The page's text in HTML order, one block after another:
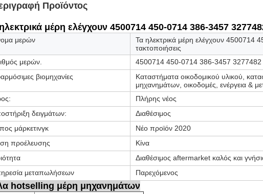
Προϊόντος
μέρη ελέγχουν 4500714 450-0714 386-3457
μερών
Τα ηλεκτρικά μέρη ελέγχουν
τακτοποιήσεις
μερών.
4500714 450-0714 386-3457 3277482
βιομηχανίες
Καταστήματα οικοδομικού υλικού,
μηχανημάτων, οικοδομές, ενέργεια &
Πλήρης νέος
δειγμάτων:
Διαθέσιμος
μάρκετινγκ
Νέο προϊόν 2020
προέλευσης
Κίνα
Διαθέσιμος aftermarket καλός και
μεταπωλήσεων
Παρεχόμενος
hotselling μέρη μηχανημάτων